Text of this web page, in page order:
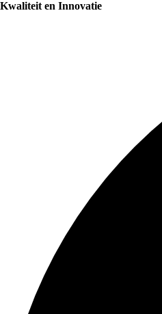
Kwaliteit en Innovatie